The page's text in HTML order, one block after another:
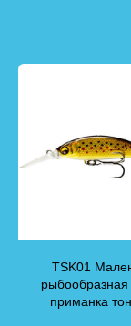
TSK01
рыбообразная
приманка